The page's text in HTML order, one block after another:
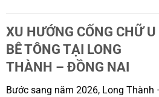
XU HƯỚNG CỐNG CHỮ U
BÊ TÔNG TẠI LONG
THÀNH – ĐỒNG NAI
Bước sang năm 2026, Long